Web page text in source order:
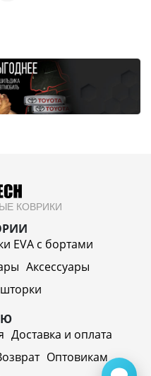
КОВРИКИ
EVA c бортами
Аксессуары
Доставка и оплата
Оптовикам